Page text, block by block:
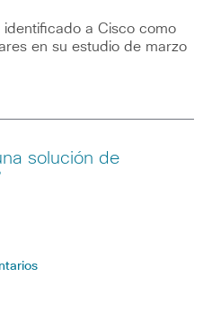
identificado a Cisco como
en su estudio de marzo
solución de